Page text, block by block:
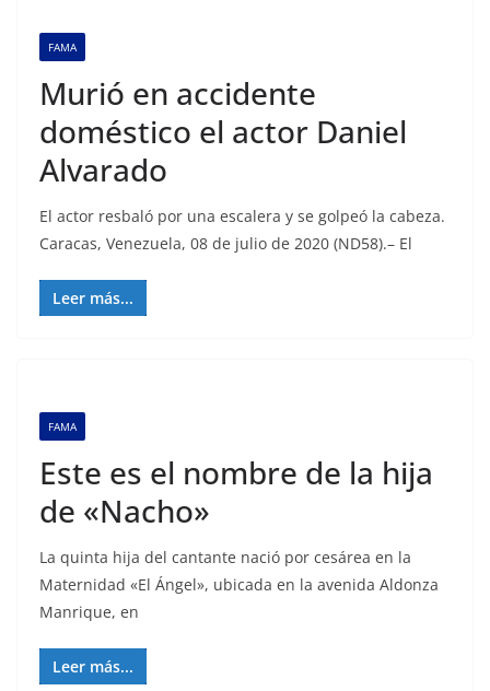
FAMA
Murió en accidente
doméstico el actor Daniel
Alvarado
El actor resbaló por una escalera y se golpeó la cabeza.
Caracas, Venezuela, 08 de julio de 2020 (ND58).– El
Leer más...
FAMA
Este es el nombre de la hija
de «Nacho»
La quinta hija del cantante nació por cesárea en la
Maternidad «El Ángel», ubicada en la avenida Aldonza
Manrique, en
Leer más...